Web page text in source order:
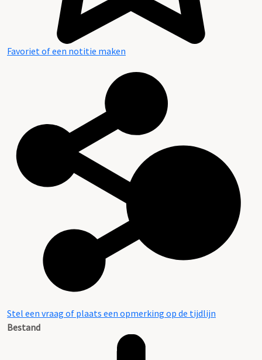
Favoriet of een notitie maken
Stel een vraag of plaats een opmerking op de tijdlijn
Bestand